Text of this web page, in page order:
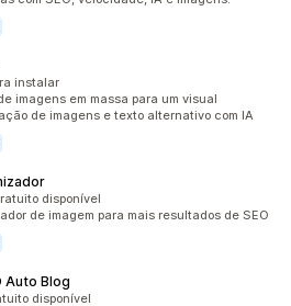
instalar
imagens em massa para um visual
de imagens e texto alternativo com IA
disponível
de imagem para mais resultados de SEO
Auto Blog
disponível